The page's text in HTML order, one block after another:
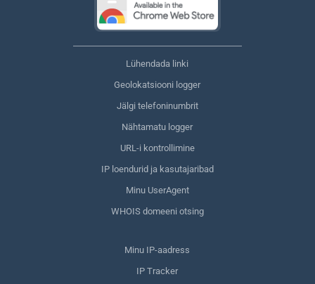
Lühendada linki
Geolokatsiooni logger
Jälgi telefoninumbrit
Nähtamatu logger
URL-i kontrollimine
IP loendurid ja kasutajaribad
Minu UserAgent
WHOIS domeeni otsing
Minu IP-aadress
IP Tracker